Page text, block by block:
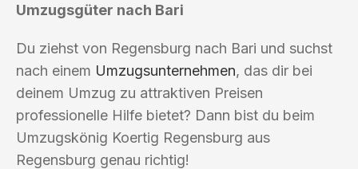
Umzugsgüter nach Bari
Du ziehst von Regensburg nach Bari und suchst
nach einem Umzugsunternehmen, das dir bei
deinem Umzug zu attraktiven Preisen
professionelle Hilfe bietet? Dann bist du beim
Umzugskönig Koertig Regensburg aus
Regensburg genau richtig!